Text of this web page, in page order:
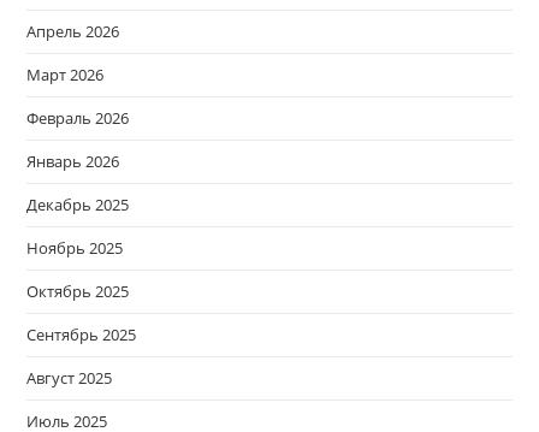
Апрель 2026
Март 2026
Февраль 2026
Январь 2026
Декабрь 2025
Ноябрь 2025
Октябрь 2025
Сентябрь 2025
Август 2025
Июль 2025